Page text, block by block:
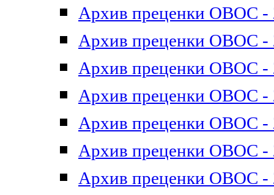
Архив преценки ОВОС -
Архив преценки ОВОС -
Архив преценки ОВОС -
Архив преценки ОВОС -
Архив преценки ОВОС -
Архив преценки ОВОС -
Архив преценки ОВОС -